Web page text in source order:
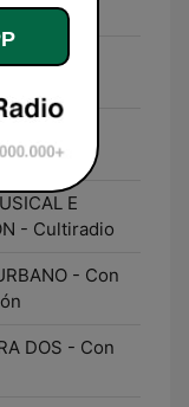
- Con
Charo
E
- Cultiradio
- Con
DOS - Con